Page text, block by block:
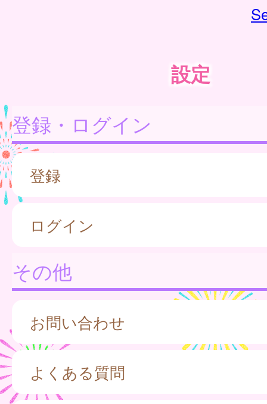
設定
登録・ログイン
登録
ログイン
その他
お問い合わせ
よくある質問